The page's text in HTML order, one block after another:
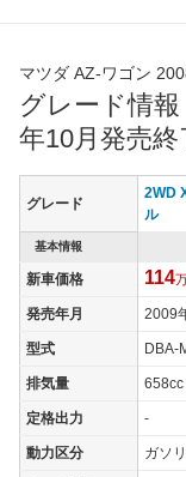
マツダ AZ-ワゴン
グレード情
年10月発売終
グレード
2WD
ル
基本情報
新車価格 114
発売年月 2009
型式 DBA-
排気量 658cc
定格出力 -
動力区分 ガソ